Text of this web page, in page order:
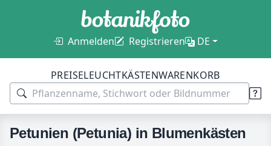
Anmelden Registrieren DE
PREISELEUCHTKÄSTENWARENKORB
Petunien (Petunia) in Blumenkästen